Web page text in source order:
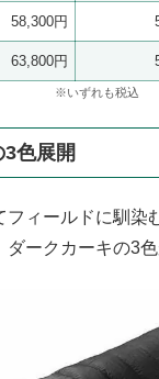
58,300円
63,800円
※いずれも税込
色展開
フィールドに馴染
ダークカーキの3色